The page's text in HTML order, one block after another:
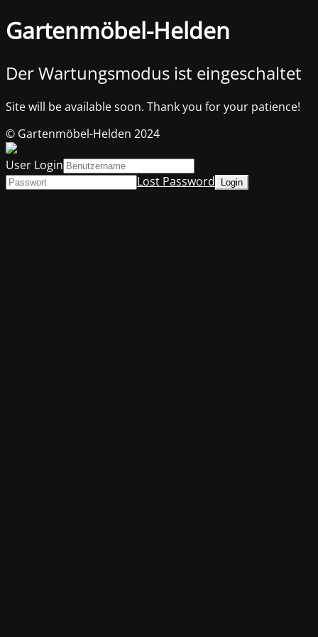
Gartenmöbel-Helden
Der Wartungsmodus ist eingeschaltet
Site will be available soon. Thank you for your patience!
© Gartenmöbel-Helden 2024
User Login
Lost Password